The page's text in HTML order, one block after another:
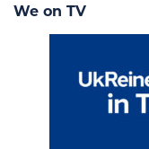
We on TV